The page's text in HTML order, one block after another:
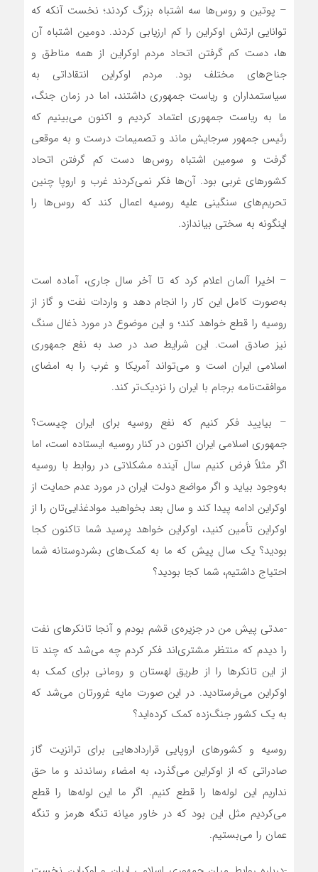
– پوتین و روس‌ها سه اشتباه بزرگ کردند؛ نخست آنکه که
توانایی ارتش اوکراین را کم ارزیابی کردند. دومین اشتباه آن
ها، دست کم گرفتن اتحاد مردم اوکراین از همه مناطق و
جناح‌های مختلف بود. مردم اوکراین انتقاداتی به
سیاستمداران و ریاست جمهوری داشتند، اما در زمان جنگ،
ما به ریاست جمهوری اعتماد کردیم و اکنون می‌بینیم که
رئیس جمهور سرجایش ماند و تصمیمات درست و به موقعی
گرفت و سومین اشتباه روس‌ها دست کم گرفتن اتحاد
کشور‌های غربی بود. آن‌ها فکر نمی‌کردند غرب و اروپا چنین
تحریم‌های سنگینی علیه روسیه اعمال کند که روس‌ها را
اینگونه به سختی بیاندازد.
– اخیرا آلمان اعلام کرد که تا آخر سال جاری، آماده است
به‌صورت کامل این کار را انجام دهد و واردات نفت و گاز از
روسیه را قطع خواهد کند؛ و این موضوع در مورد ذغال سنگ
نیز صادق است. این شرایط صد در صد به نفع جمهوری
اسلامی ایران است و می‌تواند آمریکا و غرب را به امضای
موافقت‌نامه برجام با ایران را نزدیک‌تر کند.
– بیایید فکر کنیم که نفع روسیه برای ایران چیست؟
جمهوری اسلامی ایران اکنون در کنار روسیه ایستاده است، اما
اگر مثلاً فرض کنیم سال آینده مشکلاتی در روابط با روسیه
به‌وجود بیاید و اگر مواضع دولت ایران در مورد عدم حمایت از
اوکراین ادامه پیدا کند و سال بعد بخواهید موادغذایی‌تان را از
اوکراین تأمین کنید، اوکراین خواهد پرسید شما تاکنون کجا
بودید؟ یک سال پیش که ما به کمک‌های بشردوستانه شما
احتیاج داشتیم، شما کجا بودید؟
-مدتی پیش من در جزیره‌ی قشم بودم و آنجا تانکر‌های نفت
را دیدم که منتظر مشتری‌اند فکر کردم چه می‌شد که چند تا
از این تانکر‌ها را از طریق لهستان و رومانی برای کمک به
اوکراین می‌فرستادید. در این صورت مایه غرورتان می‌شد که
به یک کشور جنگ‌زده کمک کرده‌اید؟
روسیه و کشور‌های اروپایی قرارداد‌هایی برای ترانزیت گاز
صادراتی که از اوکراین می‌گذرد، به امضاء رساندند و ما حق
نداریم این لوله‌ها را قطع کنیم. اگر ما این لوله‌ها را قطع
می‌کردیم مثل این بود که در خاور میانه تنگه هرمز و تنگه
عمان را می‌بستیم.